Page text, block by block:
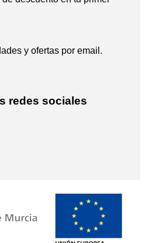
y ofertas por email.
redes sociales